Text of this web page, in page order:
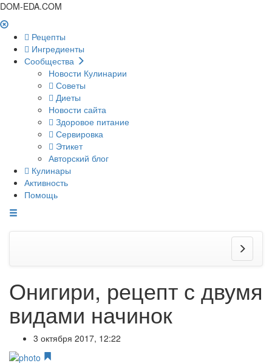
DOM-EDA.COM
Рецепты
Ингредиенты
Сообщества
Новости Кулинарии
Советы
Диеты
Новости сайта
Здоровое питание
Сервировка
Этикет
Авторский блог
Кулинары
Активность
Помощь
Онигири, рецепт с двумя
видами начинок
3 октября 2017, 12:22